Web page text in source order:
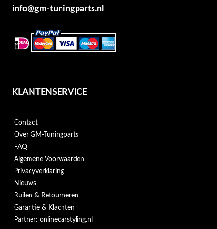
info@gm-tuningparts.nl
KLANTENSERVICE
Contact
Over GM-Tuningparts
FAQ
Algemene Voorwaarden
Privacyverklaring
Nieuws
Ruilen & Retourneren
Garantie & Klachten
Partner: onlinecarstyling.nl